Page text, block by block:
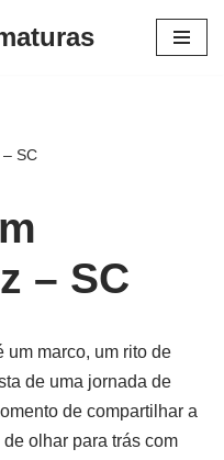
SC
– SC
um marco, um rito de
de uma jornada de
de compartilhar a
olhar para trás com